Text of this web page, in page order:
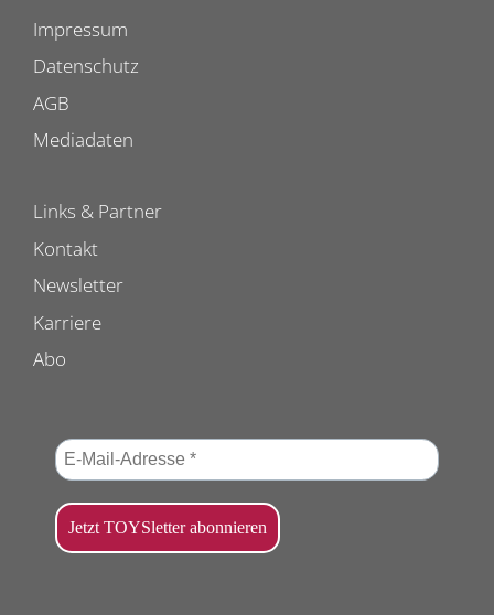
Impressum
Datenschutz
AGB
Mediadaten
Links & Partner
Kontakt
Newsletter
Karriere
Abo